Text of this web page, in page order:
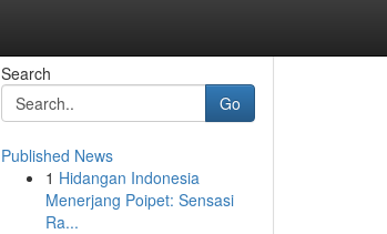
Search
Go
Published News
1 Hidangan Indonesia
Menerjang Poipet: Sensasi
Ra...